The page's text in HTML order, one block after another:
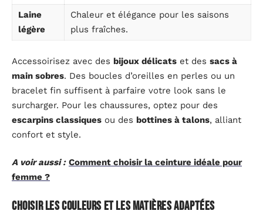
Laine
légère
Chaleur et élégance pour les saisons
plus fraîches.
Accessoirisez avec des bijoux délicats et des sacs à
main sobres. Des boucles d’oreilles en perles ou un
bracelet fin suffisent à parfaire votre look sans le
surcharger. Pour les chaussures, optez pour des
escarpins classiques ou des bottines à talons, alliant
confort et style.
A voir aussi : Comment choisir la ceinture idéale pour
femme ?
Choisir les couleurs et les matières adaptées